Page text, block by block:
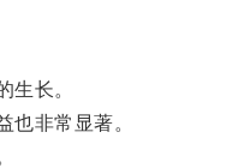
长。
非常显著。